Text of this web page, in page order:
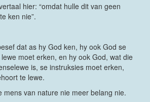
hier: “omdat hulle dit van geen
ken nie”.
dat as hy God ken, hy ook God se
moet erken, en hy ook God, wat die
is, se instruksies moet erken,
te lewe.
mens van nature nie meer belang nie.